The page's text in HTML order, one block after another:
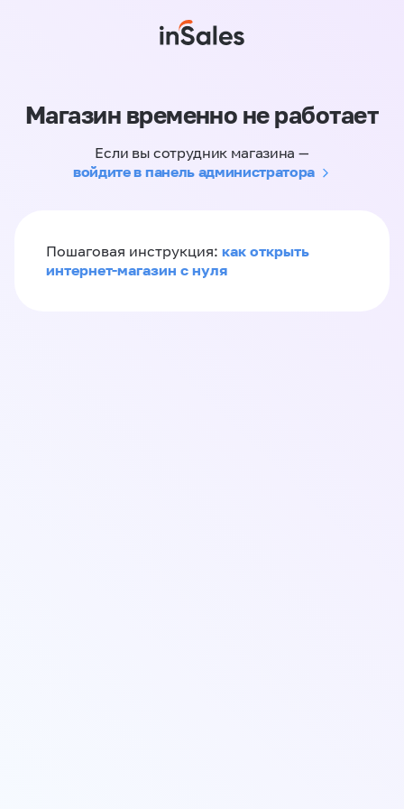
Магазин временно не работает
Если вы сотрудник магазина —
войдите в панель администратора
Пошаговая инструкция: как открыть
интернет-магазин с нуля